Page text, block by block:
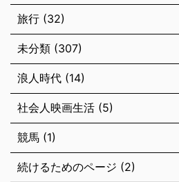
旅行 (32)
未分類 (307)
浪人時代 (14)
社会人映画生活 (5)
競馬 (1)
続けるためのページ (2)